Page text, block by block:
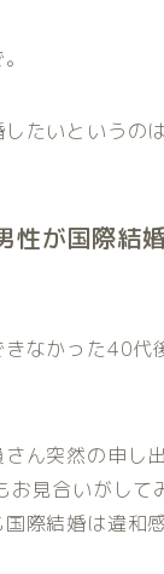
たいというの
性が国際結
なかった40
ん突然の申し
お見合いがし
際結婚は違和